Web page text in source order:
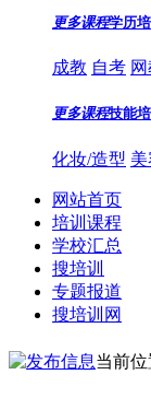
更多课程学历
成教 自考
更多课程技能
化妆/造型
网站首页
培训课程
学校汇总
搜培训
专题报道
搜培训网
当前位